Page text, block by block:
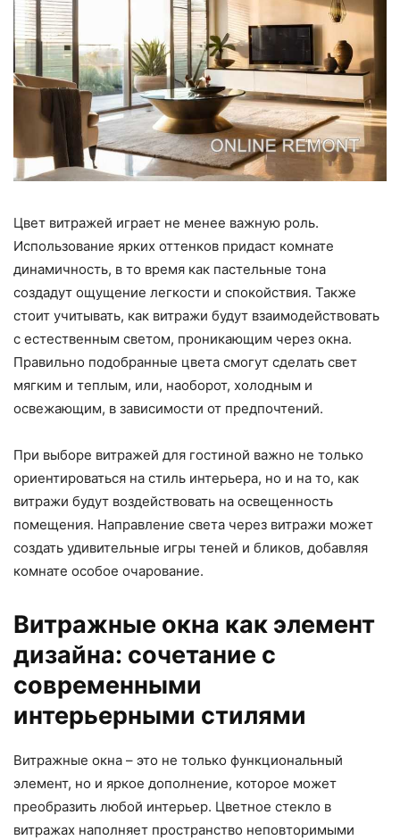
Цвет витражей играет не менее важную роль.
Использование ярких оттенков придаст комнате
динамичность, в то время как пастельные тона
создадут ощущение легкости и спокойствия. Также
стоит учитывать, как витражи будут взаимодействовать
с естественным светом, проникающим через окна.
Правильно подобранные цвета смогут сделать свет
мягким и теплым, или, наоборот, холодным и
освежающим, в зависимости от предпочтений.
При выборе витражей для гостиной важно не только
ориентироваться на стиль интерьера, но и на то, как
витражи будут воздействовать на освещенность
помещения. Направление света через витражи может
создать удивительные игры теней и бликов, добавляя
комнате особое очарование.
Витражные окна как элемент
дизайна: сочетание с
современными
интерьерными стилями
Витражные окна – это не только функциональный
элемент, но и яркое дополнение, которое может
преобразить любой интерьер. Цветное стекло в
витражах наполняет пространство неповторимыми